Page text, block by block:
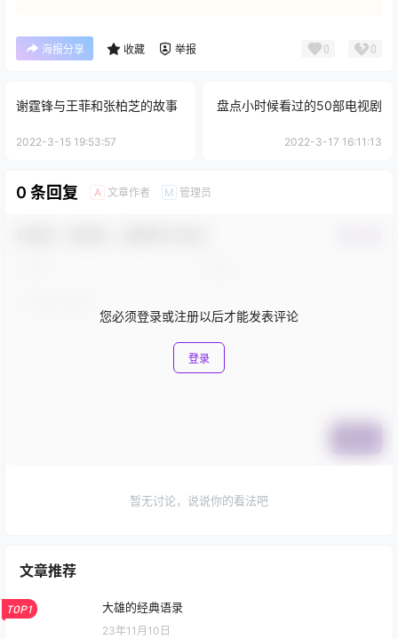
海报分享 收藏 举报 0 0
谢霆锋与王菲和张柏芝的故事
2022-3-15 19:53:57
盘点小时候看过的50部电视剧
2022-3-17 16:11:13
0 条回复 A 文章作者 M 管理员
您必须登录或注册以后才能发表评论
登录
暂无讨论，说说你的看法吧
文章推荐
TOP1 大雄的经典语录
23年11月10日